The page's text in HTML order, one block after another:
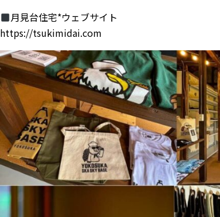
月見台住宅*ウェブサイト
https://tsukimidai.com